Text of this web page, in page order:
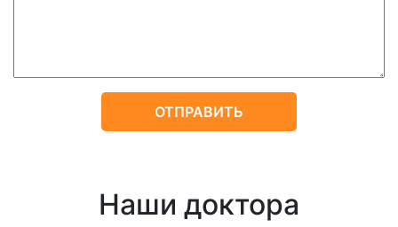
Наши доктора